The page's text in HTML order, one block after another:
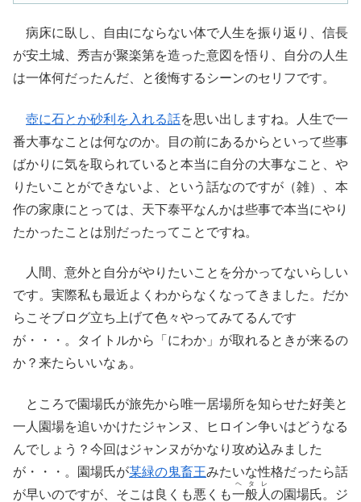
病床に臥し、自由にならない体で人生を振り返り、信長
が安土城、秀吉が聚楽第を造った意図を悟り、自分の人生
は一体何だったんだ、と後悔するシーンのセリフです。
壺に石とか砂利を入れる話を思い出しますね。人生で一
番大事なことは何なのか。目の前にあるからといって些事
ばかりに気を取られていると本当に自分の大事なこと、や
りたいことができないよ、という話なのですが（雑）、本
作の家康にとっては、天下泰平なんかは些事で本当にやり
たかったことは別だったってことですね。
人間、意外と自分がやりたいことを分かってないらしい
です。実際私も最近よくわからなくなってきました。だか
らこそブログ立ち上げて色々やってみてるんです
が・・・。タイトルから「にわか」が取れるときが来るの
か？来たらいいなぁ。
ところで園場氏が旅先から唯一居場所を知らせた好美と
一人園場を追いかけたジャンヌ、ヒロイン争いはどうなる
んでしょう？今回はジャンヌがかなり攻め込みました
が・・・。園場氏が某緑の鬼畜王みたいな性格だったら話
が早いのですが、そこは良くも悪くも一般人
ヘタレ
の園場氏。ジ